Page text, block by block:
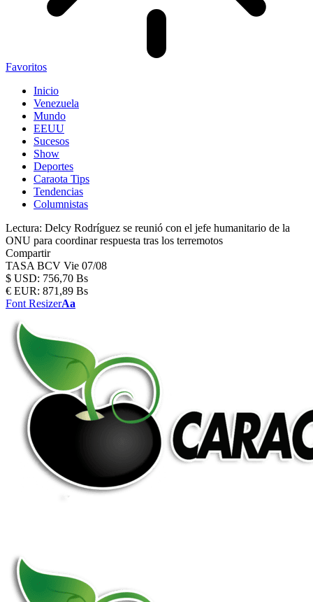
Favoritos
Inicio
Venezuela
Mundo
EEUU
Sucesos
Show
Deportes
Caraota Tips
Tendencias
Columnistas
Lectura: Delcy Rodríguez se reunió con el jefe humanitario de la
ONU para coordinar respuesta tras los terremotos
Compartir
TASA BCV Vie 07/08
$ USD: 756,70 Bs
€ EUR: 871,89 Bs
Font ResizerAa